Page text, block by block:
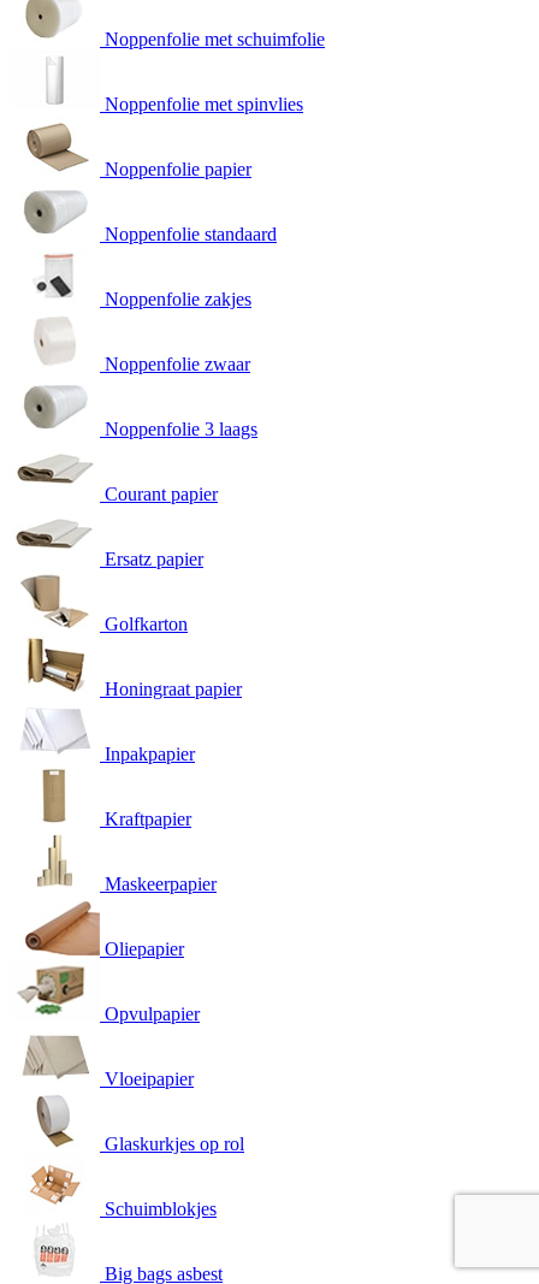
Noppenfolie met schuimfolie
Noppenfolie met spinvlies
Noppenfolie papier
Noppenfolie standaard
Noppenfolie zakjes
Noppenfolie zwaar
Noppenfolie 3 laags
Courant papier
Ersatz papier
Golfkarton
Honingraat papier
Inpakpapier
Kraftpapier
Maskeerpapier
Oliepapier
Opvulpapier
Vloeipapier
Glaskurkjes op rol
Schuimblokjes
Big bags asbest